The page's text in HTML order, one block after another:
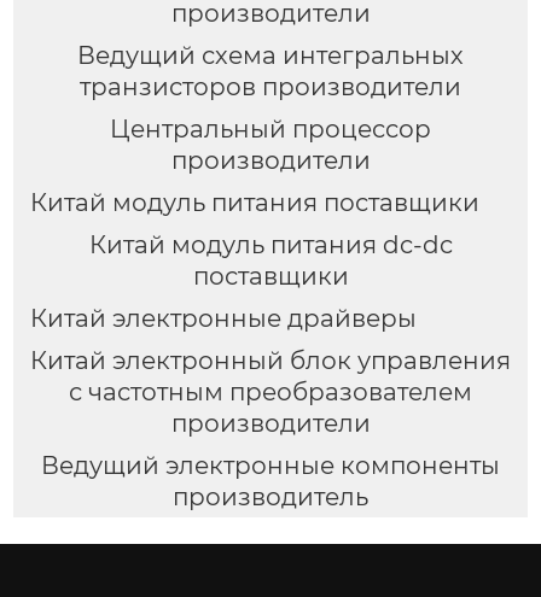
производители
Ведущий схема интегральных
транзисторов производители
Центральный процессор
производители
Китай модуль питания поставщики
Китай модуль питания dc-dc
поставщики
Китай электронные драйверы
Китай электронный блок управления
с частотным преобразователем
производители
Ведущий электронные компоненты
производитель